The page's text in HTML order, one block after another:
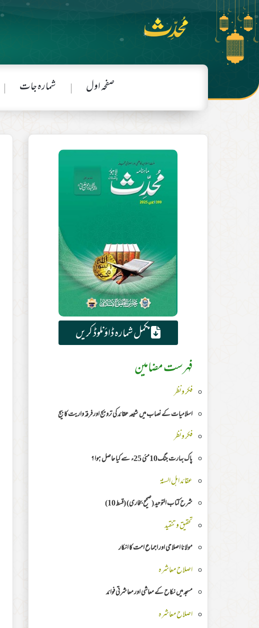
صفحہ اول شمارہ جات
مکمل شمارہ ڈاؤنلوڈ کریں
فہرست مضامین
فکر ونظر
اسلامیات کے نصاب میں شیعہ عقائد کی ترویج اور فرقہ واریت کا بیج
فکر ونظر
پاک بہارت جنگ10مئی 25ء سے کیا حاصل ہوا ؟
عقائد اہل السنۃ
شرح كتاب التوحيد (صحيح بخاری) (قسط 10)
تحقیق وتنقید
مولانا اصلاحی اور اجماع امت کا انکار
اصلاح معاشرہ
مسجد میں نکاح کے معاشی اور معاشرتی فوائد
اصلاح معاشرہ